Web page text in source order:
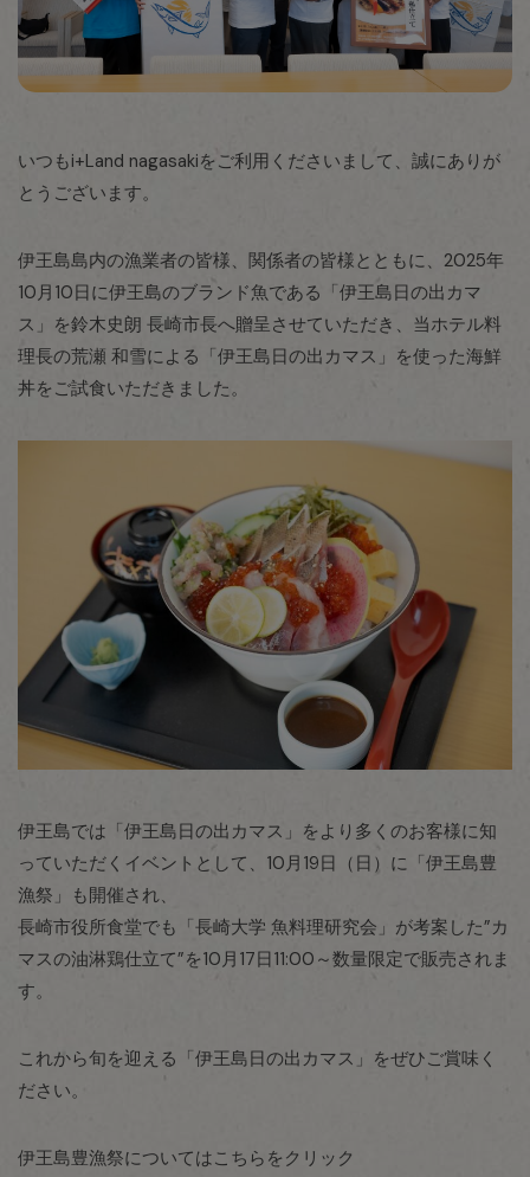
いつもi+Land nagasakiをご利用くださいまして、誠にありが
とうございます。
伊王島島内の漁業者の皆様、関係者の皆様とともに、2025年
10月10日に伊王島のブランド魚である「伊王島日の出カマ
ス」を鈴木史朗 長崎市長へ贈呈させていただき、当ホテル料
理長の荒瀬 和雪による「伊王島日の出カマス」を使った海鮮
丼をご試食いただきました。
伊王島では「伊王島日の出カマス」をより多くのお客様に知
っていただくイベントとして、10月19日（日）に「伊王島豊
漁祭」も開催され、
長崎市役所食堂でも「長崎大学 魚料理研究会」が考案した”カ
マスの油淋鶏仕立て”を10月17日11:00～数量限定で販売されま
す。
これから旬を迎える「伊王島日の出カマス」をぜひご賞味く
ださい。
伊王島豊漁祭についてはこちらをクリック